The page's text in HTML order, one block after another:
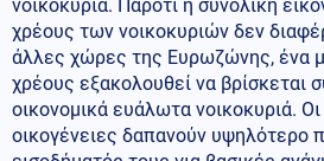
νοικοκυριά. Παρότι η συνολική
χρέους των νοικοκυριών δεν
άλλες χώρες της Ευρωζώνης, ένα
χρέους εξακολουθεί να βρίσκεται
οικονομικά ευάλωτα νοικοκυριά.
οικογένειες δαπανούν υψηλότερο